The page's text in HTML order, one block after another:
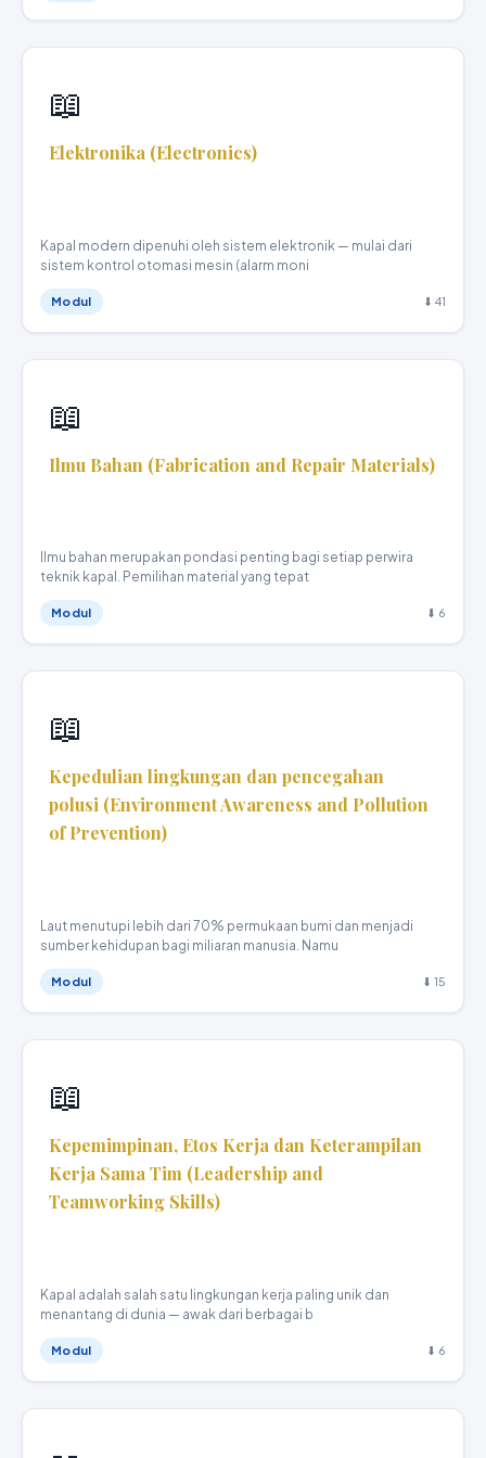
📖
Elektronika (Electronics)
Kapal modern dipenuhi oleh sistem elektronik — mulai dari
sistem kontrol otomasi mesin (alarm moni
Modul ⬇ 41
📖
Ilmu Bahan (Fabrication and Repair Materials)
Ilmu bahan merupakan pondasi penting bagi setiap perwira
teknik kapal. Pemilihan material yang tepat
Modul ⬇ 6
📖
Kepedulian lingkungan dan pencegahan
polusi (Environment Awareness and Pollution
of Prevention)
Laut menutupi lebih dari 70% permukaan bumi dan menjadi
sumber kehidupan bagi miliaran manusia. Namu
Modul ⬇ 15
📖
Kepemimpinan, Etos Kerja dan Keterampilan
Kerja Sama Tim (Leadership and
Teamworking Skills)
Kapal adalah salah satu lingkungan kerja paling unik dan
menantang di dunia — awak dari berbagai b
Modul ⬇ 6